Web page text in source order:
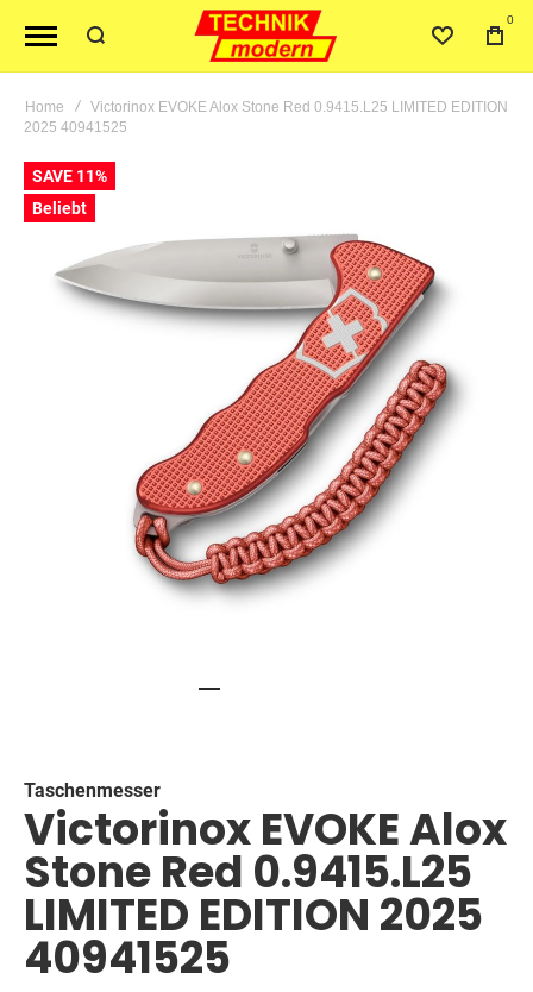
0
Home
Victorinox EVOKE Alox Stone Red 0.9415.L25 LIMITED EDITION
2025 40941525
Skip
to
the
beginning
of
the
images
gallery
SAVE 11%
Beliebt
Taschenmesser
Victorinox EVOKE Alox
Stone Red 0.9415.L25
LIMITED EDITION 2025
40941525